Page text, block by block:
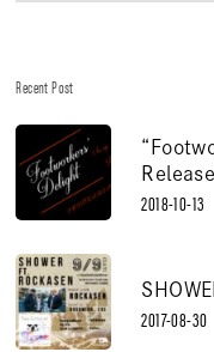
Recent Post
2018-10-13
2017-08-30